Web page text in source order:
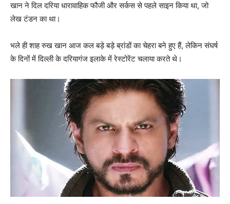
खान ने दिल दरिया धारावाहिक फौजी और सर्कस से पहले साइन किया था, जो
लेख टंडन का था।
भले ही शाह रुख खान आज कल बड़े बड़े ब्रांडों का चेहरा बने हुए हैं, लेकिन संघर्ष
के दिनों में दिल्‍ली के दरियागंज इलाके में रेस्‍टोरेंट चलाया करते थे।